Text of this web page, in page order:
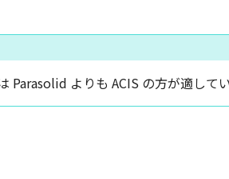
Parasolid よりも ACIS の方が適して